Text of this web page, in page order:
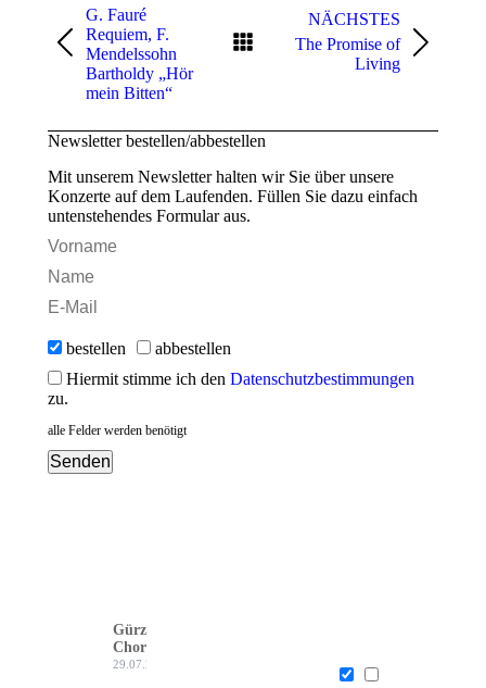
Vorheriger
Beitrag:
G. Fauré
Requiem, F.
Mendelssohn
Bartholdy „Hör
mein Bitten“
NÄCHSTES
Nächster
The Promise of
Living
Newsletter bestellen/abbestellen
Mit unserem Newsletter halten wir Sie über unsere
Konzerte auf dem Laufenden. Füllen Sie dazu einfach
untenstehendes Formular aus.
bestellen
abbestellen
Hiermit stimme ich den Datenschutzbestimmungen
zu.
alle Felder werden benötigt
Gürzenich-
Chor Köln
29.07.26